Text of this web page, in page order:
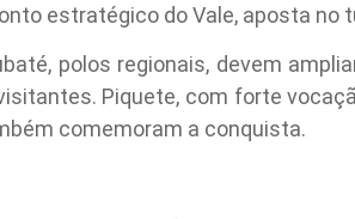
estratégico do Vale, aposta no
polos regionais, devem
Piquete, com forte
comemoram a conquista.